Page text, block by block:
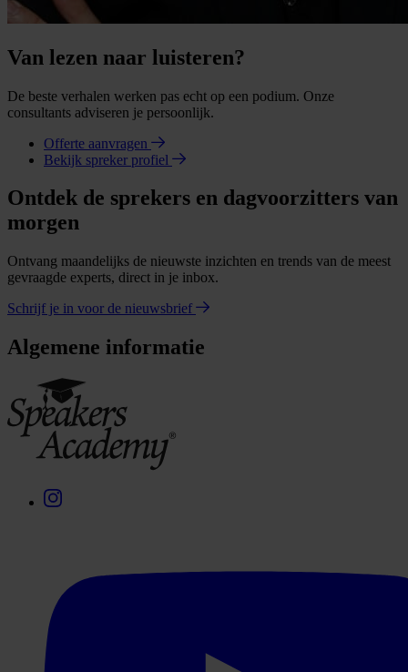
Van lezen naar luisteren?
De beste verhalen werken pas echt op een podium. Onze
consultants adviseren je persoonlijk.
Offerte aanvragen
Bekijk spreker profiel
Ontdek de sprekers en dagvoorzitters van
morgen
Ontvang maandelijks de nieuwste inzichten en trends van de meest
gevraagde experts, direct in je inbox.
Schrijf je in voor de nieuwsbrief
Algemene informatie